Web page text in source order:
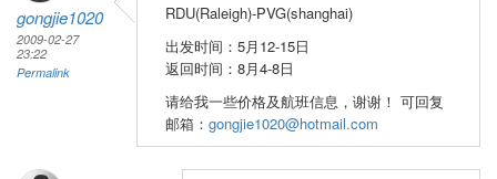
gongjie1020
2009-02-27
23:22
Permalink
RDU(Raleigh)-PVG(shanghai)
出发时间：5月12-15日
返回时间：8月4-8日
请给我一些价格及航班信息，谢谢！ 可回复
邮箱： gongjie1020@hotmail.com